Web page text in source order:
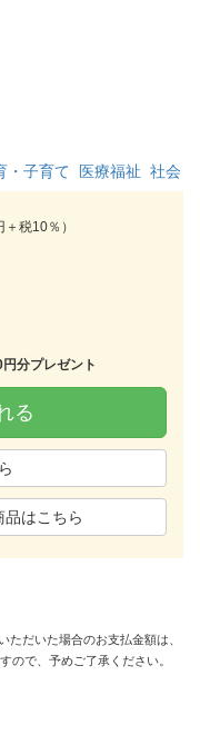
・子育て 医療福祉 社会
＋税10％）
分プレゼント
る
はこちら
だいた場合のお支払金額は、
ので、予めご了承ください。